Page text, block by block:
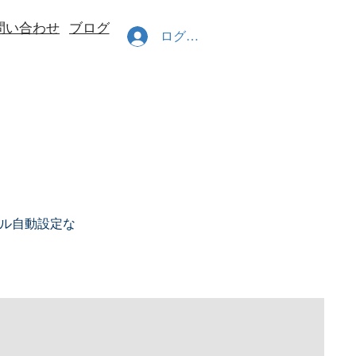
い合わせ ブログ
ログイン
自動設定な